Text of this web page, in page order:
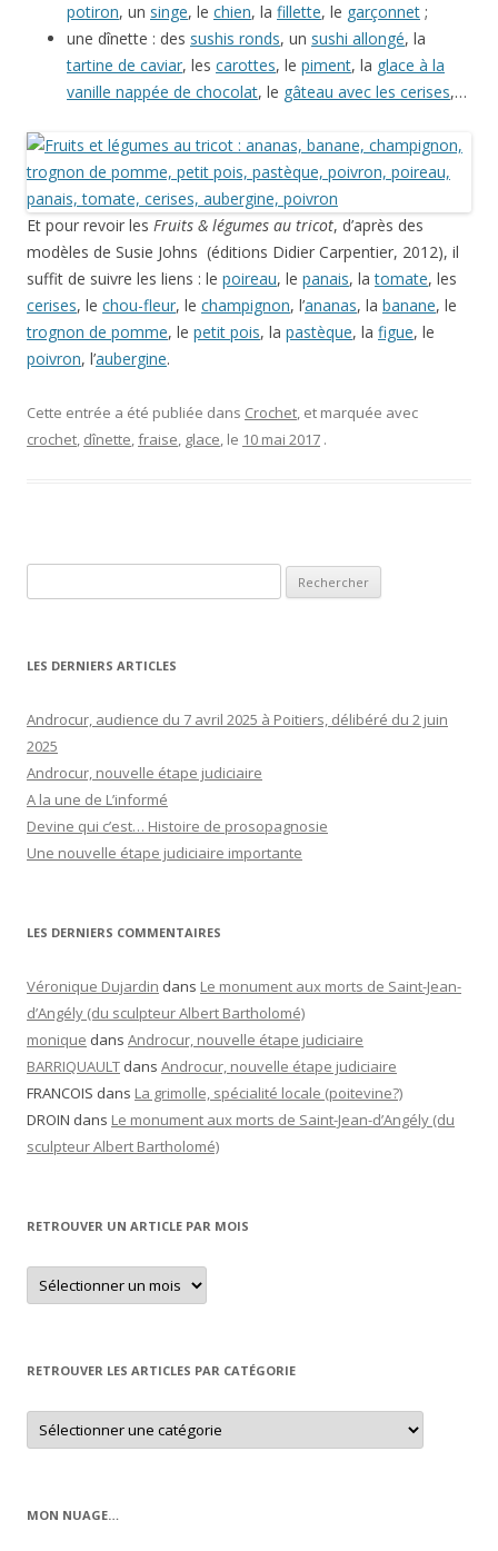
potiron, un singe, le chien, la fillette, le garçonnet ;
une dînette : des sushis ronds, un sushi allongé, la
tartine de caviar, les carottes, le piment, la glace à la
vanille nappée de chocolat, le gâteau avec les cerises,…
Et pour revoir les Fruits & légumes au tricot, d’après des
modèles de Susie Johns (éditions Didier Carpentier, 2012), il
suffit de suivre les liens : le poireau, le panais, latomate, les
cerises, le chou-fleur, le champignon, l’ananas, la banane, le
trognon de pomme, le petit pois, la pastèque, la figue, le
poivron, l’aubergine.
Cette entrée a été publiée dans Crochet, et marquée avec
crochet, dînette,fraise, glace, le 10 mai 2017 .
LES DERNIERS ARTICLES
Androcur, audience du 7 avril 2025 à Poitiers, délibéré du 2 juin
2025
Androcur, nouvelle étape judiciaire
A la une de L’informé
Devine qui c’est… Histoire de prosopagnosie
Une nouvelle étape judiciaire importante
LES DERNIERS COMMENTAIRES
Véronique Dujardin dans Le monument aux morts de Saint-Jean-
d’Angély (du sculpteur Albert Bartholomé)
monique dans Androcur, nouvelle étape judiciaire
BARRIQUAULT dans Androcur, nouvelle étape judiciaire
FRANCOIS dans La grimolle, spécialité locale (poitevine?)
DROIN dans Le monument aux morts de Saint-Jean-d’Angély (du
sculpteur Albert Bartholomé)
RETROUVER UN ARTICLE PAR MOIS
Retrouver
un
article
RETROUVER LES ARTICLES PAR CATÉGORIE
Retrouver
les
articles
MON NUAGE…